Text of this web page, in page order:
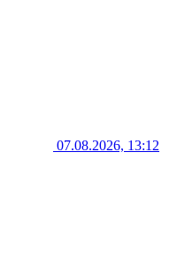
07.08.2026, 13:12